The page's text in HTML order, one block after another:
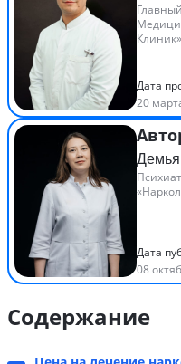
Клиник»
Дата
20
Дата
08
Содержание